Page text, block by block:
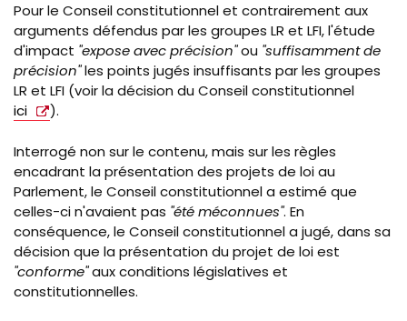
Pour le Conseil constitutionnel et contrairement aux
arguments défendus par les groupes LR et LFI, l'étude
d'impact "expose avec précision"ou "suffisamment de
précision"les points jugés insuffisants par les groupes
LR et LFI (voir la décision du Conseil constitutionnel
ici
).
Interrogé non sur le contenu, mais sur les règles
encadrant la présentation des projets de loi au
Parlement, le Conseil constitutionnel a estimé que
celles-ci n'avaient pas "été méconnues". En
conséquence, le Conseil constitutionnel a jugé, dans sa
décision que la présentation du projet de loi est
"conforme"aux conditions législatives et
constitutionnelles.